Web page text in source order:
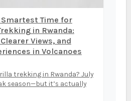
in Rwanda:
Views, and
in Volcanoes
trekking in Rwanda? July
season—but it’s actually